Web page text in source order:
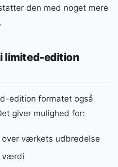
den med noget mere
limited-edition
edition formatet også
giver mulighed for:
over værkets udbredelse
værdi